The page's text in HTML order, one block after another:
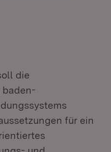
die
baden-
für ein